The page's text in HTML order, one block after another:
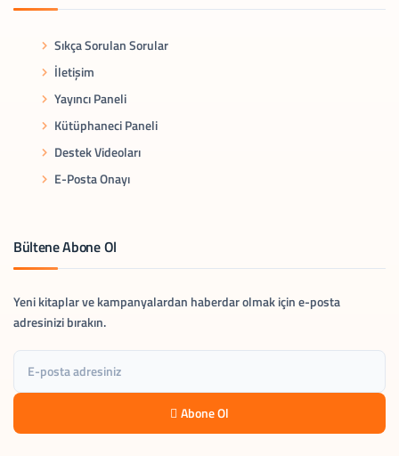
Sıkça Sorulan Sorular
İletişim
Yayıncı Paneli
Kütüphaneci Paneli
Destek Videoları
E-Posta Onayı
Bültene Abone Ol
Yeni kitaplar ve kampanyalardan haberdar olmak için e-posta
adresinizi bırakın.
Abone Ol